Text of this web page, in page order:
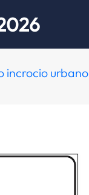
incrocio urbano